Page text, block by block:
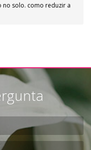
no solo. como reduzir a